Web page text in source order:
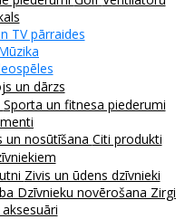
TV pārraides
un dārzs
Sporta un fitnesa piederumi
un nosūtīšana Citi produkti
Zivis un ūdens dzīvnieki
Dzīvnieku novērošana Zirgi